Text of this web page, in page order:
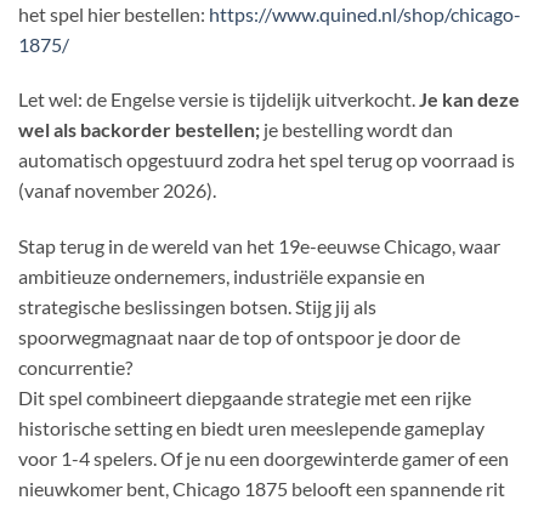
het spel hier bestellen: https://www.quined.nl/shop/chicago-
1875/
Let wel: de Engelse versie is tijdelijk uitverkocht.Je kan deze
wel als backorder bestellen; je bestelling wordt dan
automatisch opgestuurd zodra het spel terug op voorraad is
(vanaf november 2026).
Stap terug in de wereld van het 19e-eeuwse Chicago, waar
ambitieuze ondernemers, industriële expansie en
strategische beslissingen botsen. Stijg jij als
spoorwegmagnaat naar de top of ontspoor je door de
concurrentie?
Dit spel combineert diepgaande strategie met een rijke
historische setting en biedt uren meeslepende gameplay
voor 1-4 spelers. Of je nu een doorgewinterde gamer of een
nieuwkomer bent, Chicago 1875 belooft een spannende rit